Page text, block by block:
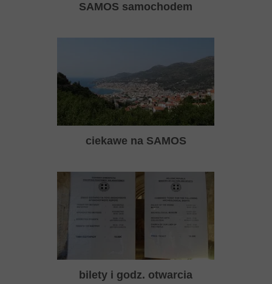
SAMOS samochodem
ciekawe na SAMOS
bilety i godz. otwarcia